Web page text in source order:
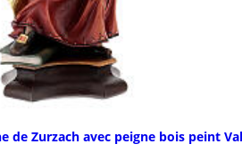
de Zurzach avec peigne bois peint Val